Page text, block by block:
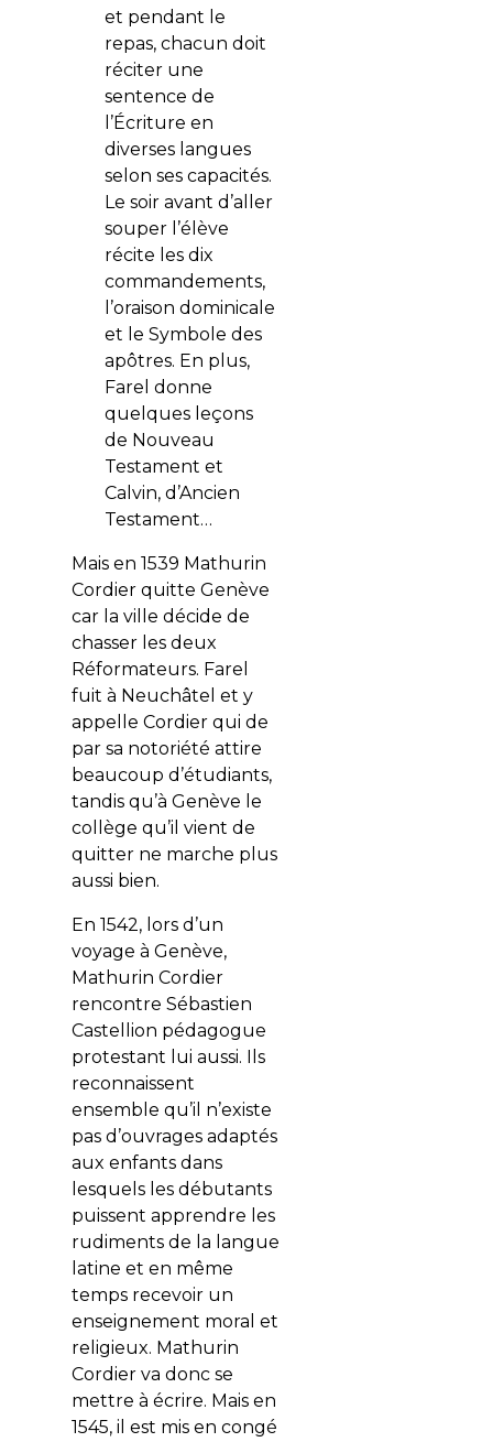
et pendant le
repas, chacun doit
réciter une
sentence de
l’Écriture en
diverses langues
selon ses capacités.
Le soir avant d’aller
souper l’élève
récite les dix
commandements,
l’oraison dominicale
et le Symbole des
apôtres. En plus,
Farel donne
quelques leçons
de Nouveau
Testament et
Calvin, d’Ancien
Testament…
Mais en 1539 Mathurin
Cordier quitte Genève
car la ville décide de
chasser les deux
Réformateurs. Farel
fuit à Neuchâtel et y
appelle Cordier qui de
par sa notoriété attire
beaucoup d’étudiants,
tandis qu’à Genève le
collège qu’il vient de
quitter ne marche plus
aussi bien.
En 1542, lors d’un
voyage à Genève,
Mathurin Cordier
rencontre Sébastien
Castellion pédagogue
protestant lui aussi. Ils
reconnaissent
ensemble qu’il n’existe
pas d’ouvrages adaptés
aux enfants dans
lesquels les débutants
puissent apprendre les
rudiments de la langue
latine et en même
temps recevoir un
enseignement moral et
religieux. Mathurin
Cordier va donc se
mettre à écrire. Mais en
1545, il est mis en congé